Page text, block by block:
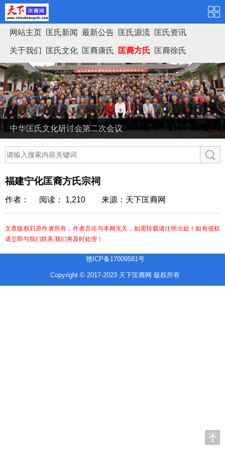
网站主页 匡氏新闻 最新公告 匡氏源流 匡氏资讯
关于我们 匡氏文化 匡裔康氏 匡裔方氏 匡裔徐氏
匡氏家谱
中华匡氏文化研讨会第二次会议
福建宁化匡裔方氏宗祠
作者： 阅读： 1,210 来源：天下匡裔网
文章版权归原作者所有，作者言论与本网无关，如需转载请注明出处！如有侵权
请立即与我们联系,我们将及时处理！
赣ICP备17009581号
Copyright © 2017-2023 天下匡裔网 版权所有